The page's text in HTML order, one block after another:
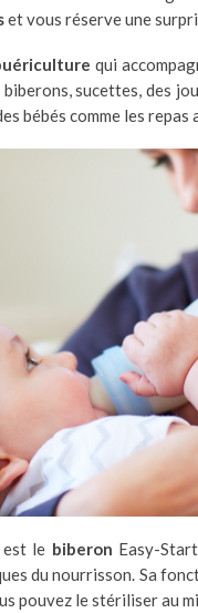
et vous réserve une
qui
biberons, sucettes, des
bébés comme les
est le biberon Easy-
du nourrisson. Sa
pouvez le stériliser